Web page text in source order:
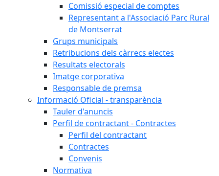
Comissió especial de comptes
Representant a l'Associació Parc Rural
de Montserrat
Grups municipals
Retribucions dels càrrecs electes
Resultats electorals
Imatge corporativa
Responsable de premsa
Informació Oficial - transparència
Tauler d'anuncis
Perfil de contractant - Contractes
Perfil del contractant
Contractes
Convenis
Normativa